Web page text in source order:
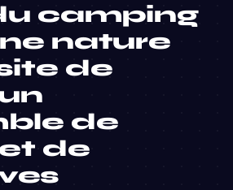
camping
nature
de
de
de